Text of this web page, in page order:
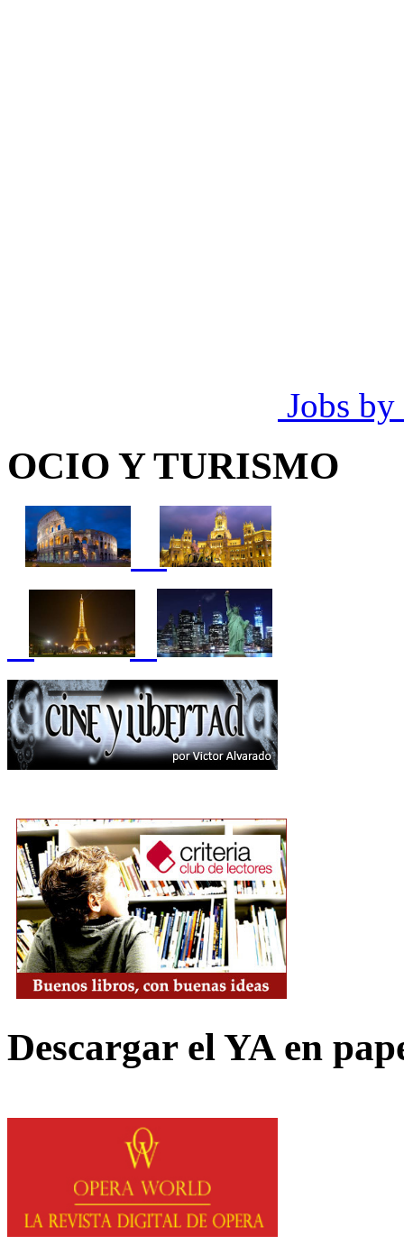
Jobs by
OCIO Y TURISMO
Descargar el YA en